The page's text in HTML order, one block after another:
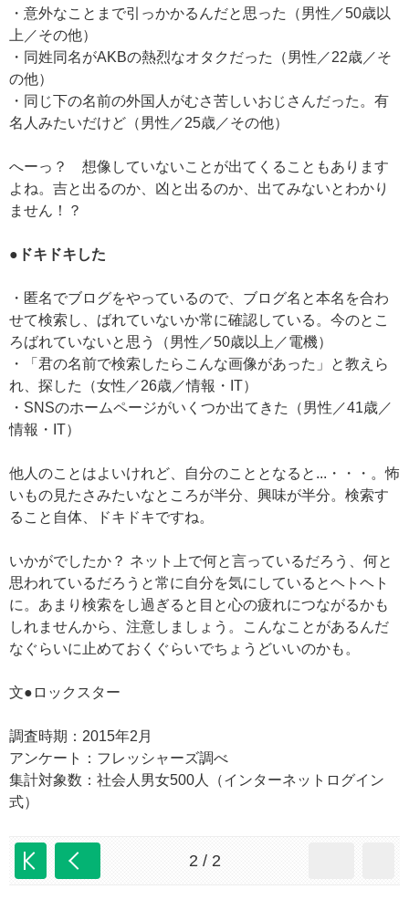
・意外なことまで引っかかるんだと思った（男性／50歳以
上／その他）
・同姓同名がAKBの熱烈なオタクだった（男性／22歳／そ
の他）
・同じ下の名前の外国人がむさ苦しいおじさんだった。有
名人みたいだけど（男性／25歳／その他）
へーっ？ 想像していないことが出てくることもあります
よね。吉と出るのか、凶と出るのか、出てみないとわかり
ません！？
●ドキドキした
・匿名でブログをやっているので、ブログ名と本名を合わ
せて検索し、ばれていないか常に確認している。今のとこ
ろばれていないと思う（男性／50歳以上／電機）
・「君の名前で検索したらこんな画像があった」と教えら
れ、探した（女性／26歳／情報・IT）
・SNSのホームページがいくつか出てきた（男性／41歳／
情報・IT）
他人のことはよいけれど、自分のこととなると...・・・。怖
いもの見たさみたいなところが半分、興味が半分。検索す
ること自体、ドキドキですね。
いかがでしたか？ ネット上で何と言っているだろう、何と
思われているだろうと常に自分を気にしているとヘトヘト
に。あまり検索をし過ぎると目と心の疲れにつながるかも
しれませんから、注意しましょう。こんなことがあるんだ
なぐらいに止めておくぐらいでちょうどいいのかも。
文●ロックスター
調査時期：2015年2月
アンケート：フレッシャーズ調べ
集計対象数：社会人男女500人（インターネットログイン
式）
2 / 2